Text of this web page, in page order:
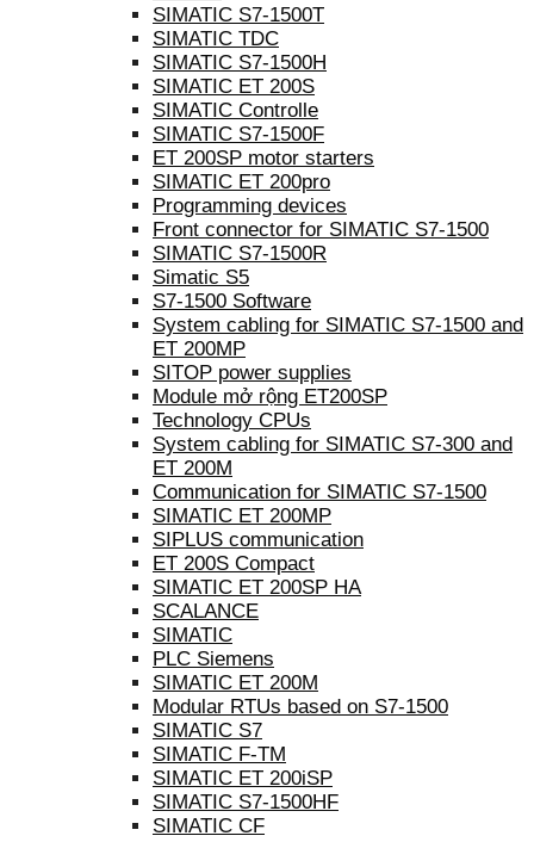
SIMATIC S7-1500T
SIMATIC TDC
SIMATIC S7-1500H
SIMATIC ET 200S
SIMATIC Controlle
SIMATIC S7-1500F
ET 200SP motor starters
SIMATIC ET 200pro
Programming devices
Front connector for SIMATIC S7-1500
SIMATIC S7-1500R
Simatic S5
S7-1500 Software
System cabling for SIMATIC S7-1500 and
ET 200MP
SITOP power supplies
Module mở rộng ET200SP
Technology CPUs
System cabling for SIMATIC S7-300 and
ET 200M
Communication for SIMATIC S7-1500
SIMATIC ET 200MP
SIPLUS communication
ET 200S Compact
SIMATIC ET 200SP HA
SCALANCE
SIMATIC
PLC Siemens
SIMATIC ET 200M
Modular RTUs based on S7-1500
SIMATIC S7
SIMATIC F-TM
SIMATIC ET 200iSP
SIMATIC S7-1500HF
SIMATIC CF